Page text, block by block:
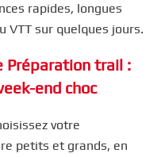
rapides, longues
VTT sur quelques jours.
Préparation trail :
end choc
votre
petits et grands, en